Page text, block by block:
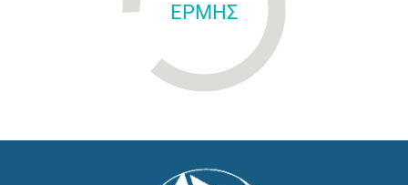
ΕΡΜΗΣ